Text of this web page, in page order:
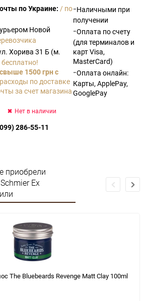
по Украине: / по
Новой
Хорива 31 Б (м.
1500 грн с
по доставке
за счет магазина
-Наличными при
получении
-Оплата по счету
(для терминалов и
карт Visa,
MasterCard)
-Оплата онлайн:
Карты, ApplePay,
GooglePay
Нет в наличии
286-55-11
приобрели
Ex
The Bluebeards Revenge Matt Clay 100ml